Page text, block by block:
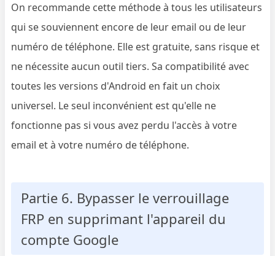
On recommande cette méthode à tous les utilisateurs
qui se souviennent encore de leur email ou de leur
numéro de téléphone. Elle est gratuite, sans risque et
ne nécessite aucun outil tiers. Sa compatibilité avec
toutes les versions d'Android en fait un choix
universel. Le seul inconvénient est qu'elle ne
fonctionne pas si vous avez perdu l'accès à votre
email et à votre numéro de téléphone.
Partie 6. Bypasser le verrouillage
FRP en supprimant l'appareil du
compte Google